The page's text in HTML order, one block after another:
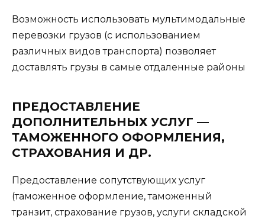
Возможность использовать мультимодальные
перевозки грузов (с использованием
различных видов транспорта) позволяет
доставлять грузы в самые отдаленные районы
ПРЕДОСТАВЛЕНИЕ
ДОПОЛНИТЕЛЬНЫХ УСЛУГ —
ТАМОЖЕННОГО ОФОРМЛЕНИЯ,
СТРАХОВАНИЯ И ДР.
Предоставление сопутствующих услуг
(таможенное оформление, таможенный
транзит, страхование грузов, услуги складской